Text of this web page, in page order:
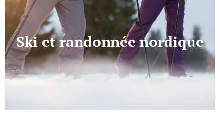
Ski et randonnée nordique